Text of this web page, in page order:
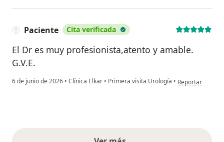
Paciente Cita verificada
El Dr es muy profesionista,atento y amable.
G.V.E.
6 de junio de 2026 • Clínica Elkar • Primera visita Urología • en opinión del
Reportar